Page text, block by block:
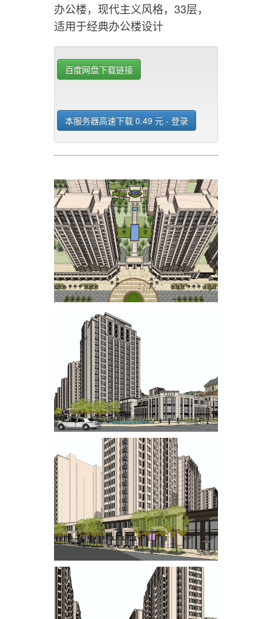
办公楼，现代主义风格，33层，
适用于经典办公楼设计
百度网盘下载链接
本服务器高速下载 0.49 元 - 登录